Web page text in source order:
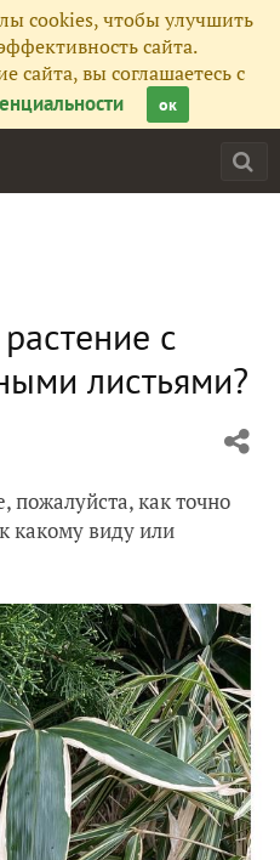
cookies, чтобы улучшить
сайта.
сайта, вы соглашаетесь с
ок
с
листьями?
пожалуйста, как точно
какому виду или